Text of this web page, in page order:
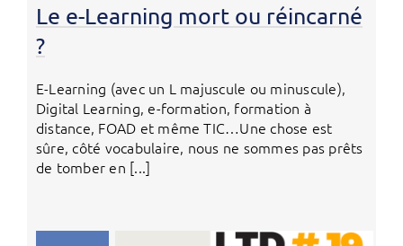
Le e-Learning mort ou réincarné
?
E-Learning (avec un L majuscule ou minuscule),
Digital Learning, e-formation, formation à
distance, FOAD et même TIC…Une chose est
sûre, côté vocabulaire, nous ne sommes pas prêts
de tomber en [...]